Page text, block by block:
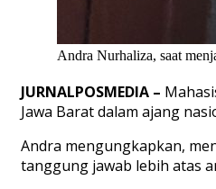
Andra Nurhaliza, saat
JURNALPOSMEDIA –
Jawa Barat dalam ajang
Andra mengungkapkan,
tanggung jawab lebih atas